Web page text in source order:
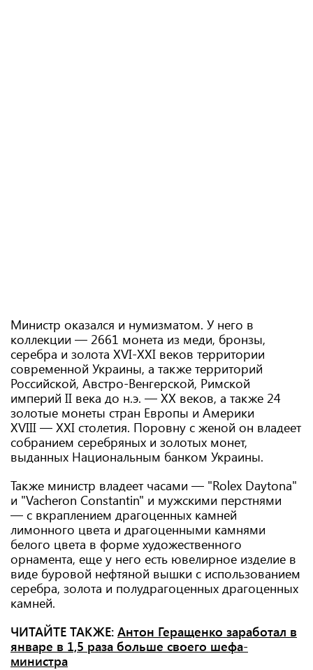
Министр оказался и нумизматом. У него в
коллекции — 2661 монета из меди, бронзы,
серебра и золота XVI-XXI веков территории
современной Украины, а также территорий
Российской, Австро-Венгерской, Римской
империй II века до н.э. — XX веков, а также 24
золотые монеты стран Европы и Америки
XVIII — XXI столетия. Поровну с женой он владеет
собранием серебряных и золотых монет,
выданных Национальным банком Украины.
Также министр владеет часами — "Rolex Daytona"
и "Vacheron Constantin" и мужскими перстнями
— с вкраплением драгоценных камней
лимонного цвета и драгоценными камнями
белого цвета в форме художественного
орнамента, еще у него есть ювелирное изделие в
виде буровой нефтяной вышки с использованием
серебра, золота и полудрагоценных драгоценных
камней.
ЧИТАЙТЕ ТАКЖЕ: Антон Геращенко заработал в
январе в 1,5 раза больше своего шефа-
министра